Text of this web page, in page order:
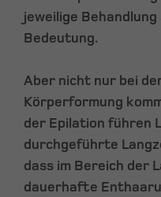
jeweilige
Bedeutung.
Aber nicht nur bei
Körperformung
der Epilation führen
durchgeführte
dass im Bereich der
dauerhafte